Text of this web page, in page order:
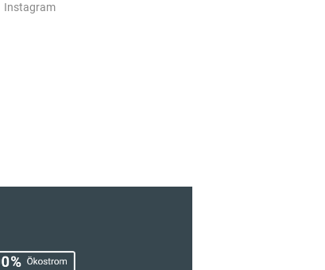
Instagram